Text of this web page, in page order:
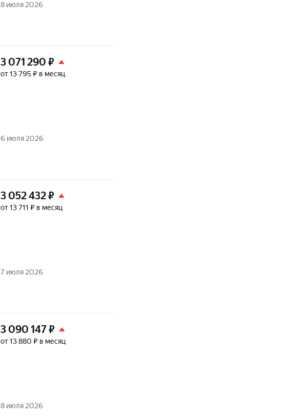
8 июля 2026
3 071 290 ₽
от 13 795 ₽ в месяц
6 июля 2026
3 052 432₽
от 13 711 ₽ в месяц
7 июля 2026
3 090 147₽
от 13 880 ₽ в месяц
8 июля 2026